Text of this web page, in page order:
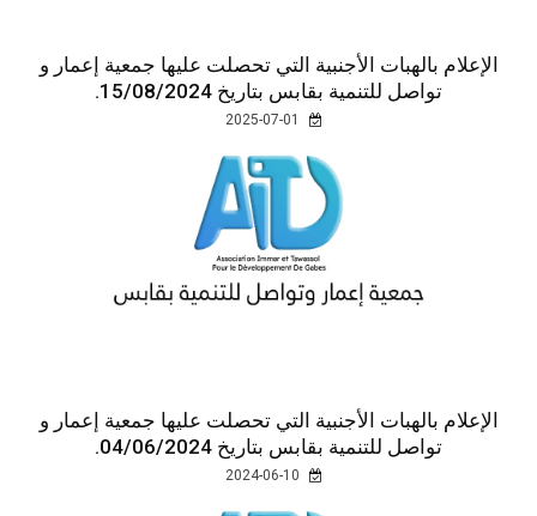
الإعلام بالهبات الأجنبية التي تحصلت عليها جمعية إعمار و
تواصل للتنمية بقابس بتاريخ 15/08/2024.
الإعلام بالهبات الأجنبية التي تحصلت عليها جمعية إعمار و
تواصل للتنمية بقابس بتاريخ 04/06/2024.